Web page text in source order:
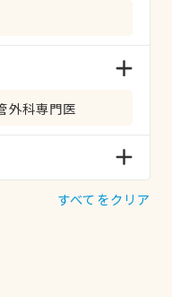
外科専門医
すべてをクリア